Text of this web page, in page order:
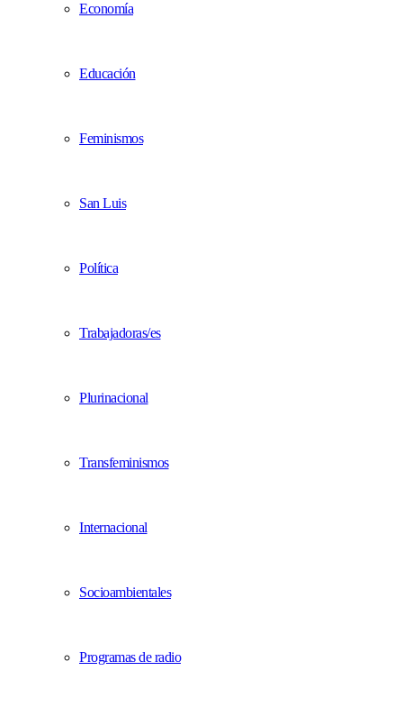
Economía
Educación
Feminismos
San Luis
Política
Trabajadoras/es
Plurinacional
Transfeminismos
Internacional
Socioambientales
Programas de radio